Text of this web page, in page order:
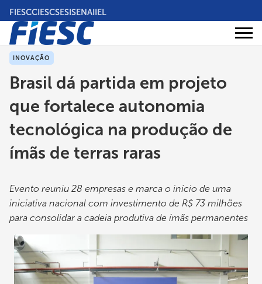
Pular
para
conteúdo
principal
FIESCCIESCSESISENAIIEL
Áreas
INOVAÇÃO
Brasil dá partida em projeto
que fortalece autonomia
tecnológica na produção de
ímãs de terras raras
Evento reuniu 28 empresas e marca o início de uma
iniciativa nacional com investimento de R$ 73 milhões
para consolidar a cadeia produtiva de ímãs permanentes